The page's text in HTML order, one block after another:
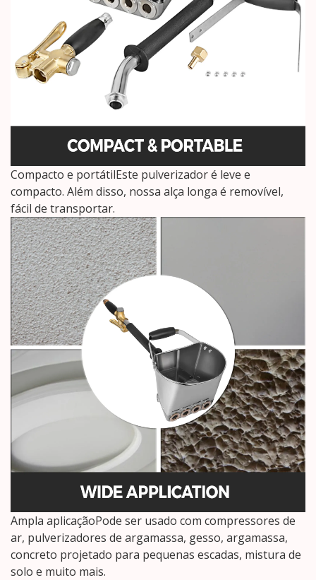
Compacto e portátilEste pulverizador é leve e
compacto. Além disso, nossa alça longa é removível,
fácil de transportar.
Ampla aplicaçãoPode ser usado com compressores de
ar, pulverizadores de argamassa, gesso, argamassa,
concreto projetado para pequenas escadas, mistura de
solo e muito mais.